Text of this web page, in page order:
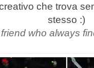
che trova
stesso :)
who always